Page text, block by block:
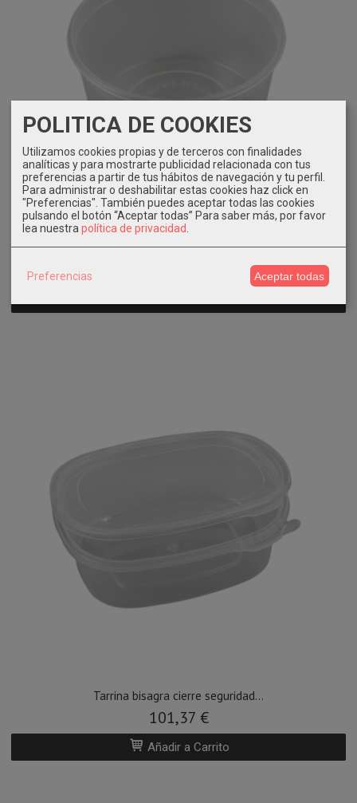
Tarrina reutilizable 500 ml. 600 uni.
Tarrina bisagra cierre seguridad...
101,37 €
Añadir a Carrito
POLITICA DE COOKIES
Utilizamos cookies propias y de terceros con finalidades
analíticas y para mostrarte publicidad relacionada con tus
preferencias a partir de tus hábitos de navegación y tu perfil.
Para administrar o deshabilitar estas cookies haz click en
"Preferencias". También puedes aceptar todas las cookies
pulsando el botón “Aceptar todas” Para saber más, por favor
lea nuestrapolítica de privacidad.
Preferencias Aceptar todas